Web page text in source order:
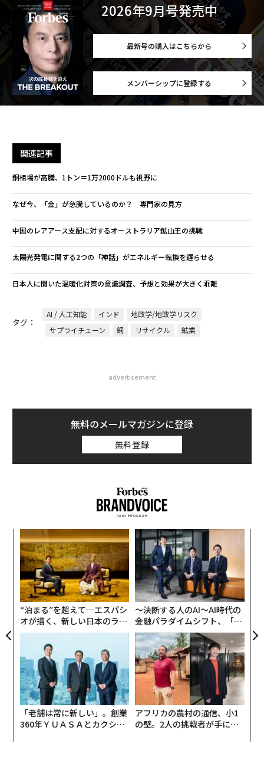
2026年9月号発売中
最新号の購入はこちらから
メンバーシップに登録する
関連記事
銅相場が高騰、1トン＝1万2000ドルも視野に
なぜ今、「金」が急騰しているのか？ 専門家の見方
中国のレアアース支配に対するオーストラリア鉱山王の挑戦
太陽光発電に関する2つの「神話」がエネルギー転換を遅らせる
日本人に聞いた温暖化対策の意識調査、予想と効果が大きく乖離
タグ：
AI / 人工知能 インド
地政学/地政学リスク
サプライチェーン
銅 リサイクル 鉱業
advertisement
無料のメールマガジンに登録
無料登録
“泊まる”を超えて─エスパシ
オが描く、新しい日本のラグ
ジュアリー（中編）
〜決断する人のAI〜AI時代の
金融パラダイムシフト、「超
個別化」の核心 【MUFG×ウ
ェルスナビ×PwC】
「老舗は常に新しい」。創業
360年ＹＵＡＳＡとカクシン
アフリカの農村の通信、小1
の壁。2人の挑戦者が手にし